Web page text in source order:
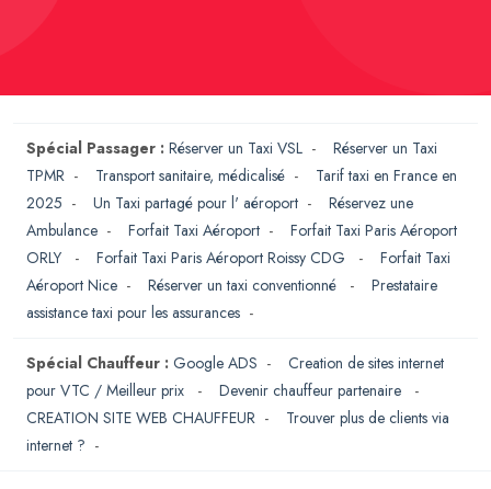
Spécial Passager : Réserver un Taxi VSL - Réserver un Taxi
TPMR - Transport sanitaire, médicalisé - Tarif taxi en France en
2025 - Un Taxi partagé pour l' aéroport - Réservez une
Ambulance - Forfait Taxi Aéroport - Forfait Taxi Paris Aéroport
ORLY
- Forfait Taxi Paris Aéroport Roissy CDG - Forfait Taxi
Aéroport Nice - Réserver un taxi conventionné - Prestataire
assistance taxi pour les assurances -
Spécial Chauffeur : Google ADS - Creation de sites internet
pour VTC / Meilleur prix
- Devenir chauffeur partenaire
-
CREATION SITE WEB CHAUFFEUR - Trouver plus de clients via
internet ? -